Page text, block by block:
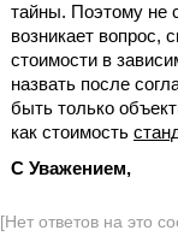
тайны. Поэтому не
возникает вопрос,
стоимости в
назвать после
быть только
как стоимость
С Уважением,
[Нет ответов на это